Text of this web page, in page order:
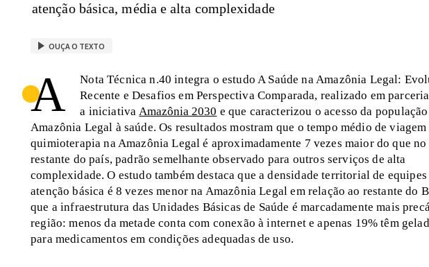
atenção básica, média e alta complexidade
OUÇA O TEXTO
A
Nota Técnica n.40 integra o estudo A Saúde na Amazônia Legal:
Recente e Desafios em Perspectiva Comparada, realizado em
a iniciativaAmazônia 2030 e que caracterizou o acesso da
Amazônia Legal à saúde. Os resultados mostram que o tempo médio de viagem
quimioterapia na Amazônia Legal é aproximadamente 7 vezes maior do que no
restante do país, padrão semelhante observado para outros serviços de alta
complexidade. O estudo também destaca que a densidade territorial de equipes
atenção básica é 8 vezes menor na Amazônia Legal em relação ao restante do
que a infraestrutura das Unidades Básicas de Saúde é marcadamente mais
região: menos da metade conta com conexão à internet e apenas 19% têm
para medicamentos em condições adequadas de uso.